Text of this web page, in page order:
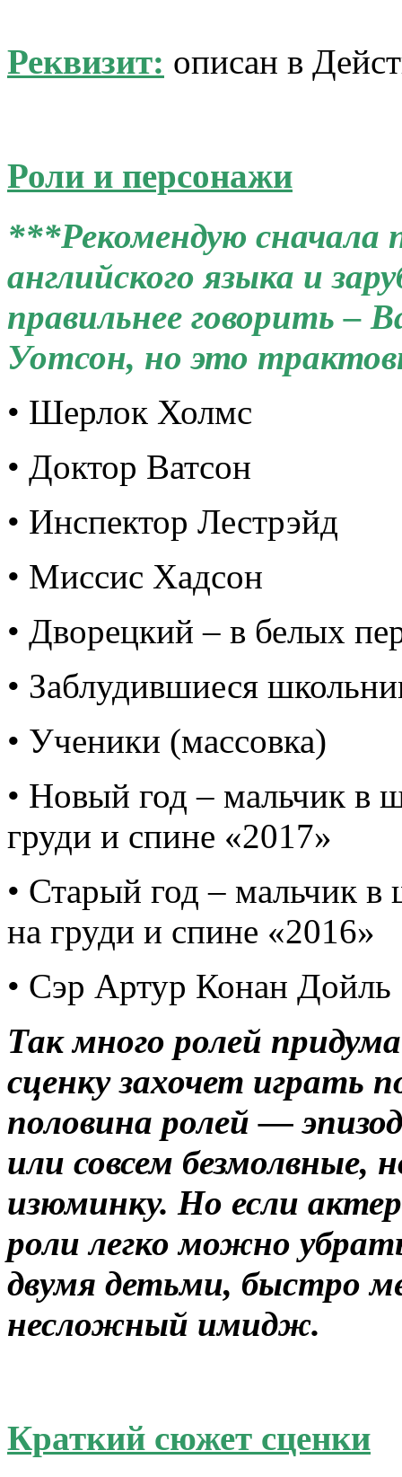
Реквизит: описан в
Роли и персонажи
***Рекомендую сначала
английского языка и
правильнее говорить –
Уотсон, но это
• Шерлок Холмс
• Доктор Ватсон
• Инспектор Лестрэйд
• Миссис Хадсон
• Дворецкий – в белых
• Заблудившиеся
• Ученики (массовка)
• Новый год – мальчик в
груди и спине «2017»
• Старый год – мальчик
на груди и спине «2016»
• Сэр Артур Конан Дойль
Так много ролей
сценку захочет играть
половина ролей —
или совсем
изюминку. Но если
роли легко можно
двумя детьми, быстро
несложный имидж.
Краткий сюжет сценки